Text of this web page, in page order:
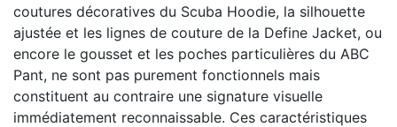
coutures décoratives du Scuba Hoodie, la silhouette
ajustée et les lignes de couture de la Define Jacket, ou
encore le gousset et les poches particulières du ABC
Pant, ne sont pas purement fonctionnels mais
constituent au contraire une signature visuelle
immédiatement reconnaissable. Ces caractéristiques